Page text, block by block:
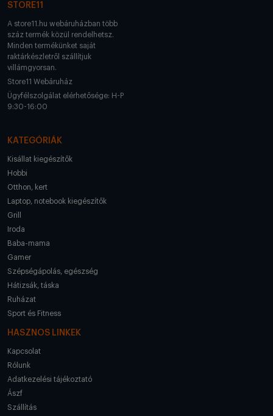
STORE11
A store11.hu webáruházban több
száz termék közül rendelhetsz.
Minden termékünket saját
raktárkészletről szállítjuk
villámgyorsan.
Store11 Webáruház
Ügyfélszolgálat elérhetősége: H-P
9:30-16:00
KATEGÓRIÁK
Kisállat kiegészítők
Hobbi
Otthon, kert
Laptop, notebook kiegészítők
Grill
Iroda
Baba-mama
Gamer
Szépségápolás, egészség
Hátizsák, táska
Ruházat
Sport és Fitness
HASZNOS LINKEK
Kapcsolat
Rólunk
Adatkezelési tájékoztató
Ászf
Szállítás